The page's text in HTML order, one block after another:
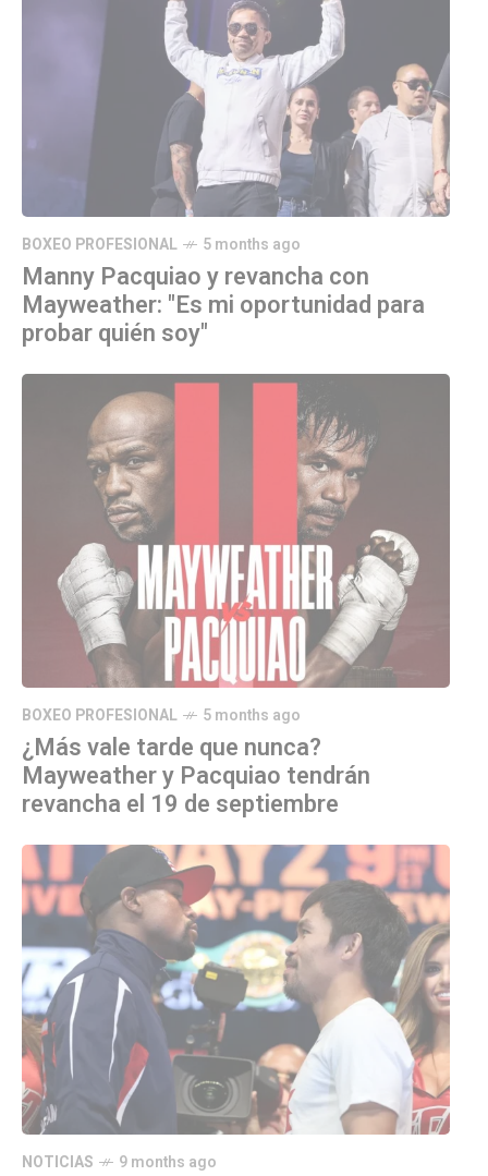
BOXEO PROFESIONAL 5 months ago
Manny Pacquiao y revancha con
Mayweather: "Es mi oportunidad para
probar quién soy"
BOXEO PROFESIONAL 5 months ago
¿Más vale tarde que nunca?
Mayweather y Pacquiao tendrán
revancha el 19 de septiembre
NOTICIAS 9 months ago